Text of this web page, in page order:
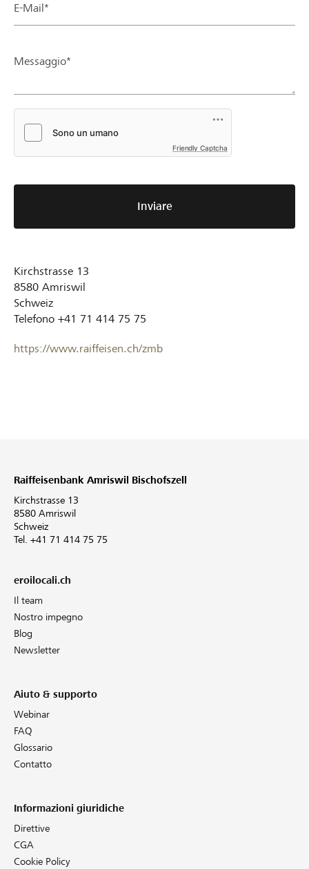
E-Mail*
Messaggio*
Friendly Captcha
Inviare
Kirchstrasse 13
8580 Amriswil
Schweiz
Telefono +41 71 414 75 75
https://www.raiffeisen.ch/zmb
Raiffeisenbank Amriswil Bischofszell
Kirchstrasse 13
8580 Amriswil
Schweiz
Tel. +41 71 414 75 75
eroilocali.ch
Il team
Nostro impegno
Blog
Newsletter
Aiuto & supporto
Webinar
FAQ
Glossario
Contatto
Informazioni giuridiche
Direttive
CGA
Cookie Policy